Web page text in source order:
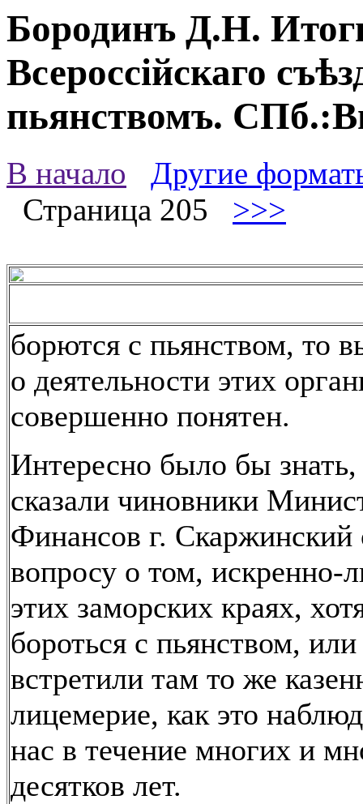
Бородинъ Д.Н.
Всероссійскаго
пьянствомъ.
В начало
Другие
Страница 205 >>>
борются с пьянством, то
о деятельности этих
совершенно понятен.
Интересно было бы знать,
сказали чиновники
Финансов г. Скаржинский
вопросу о том, искренно-
этих заморских краях,
бороться с пьянством,
встретили там то же
лицемерие, как это
нас в течение многих и
десятков лет.